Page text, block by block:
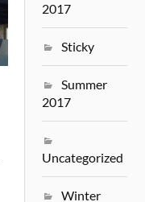
2017
Sticky
Summer
2017
Uncategorized
Winter